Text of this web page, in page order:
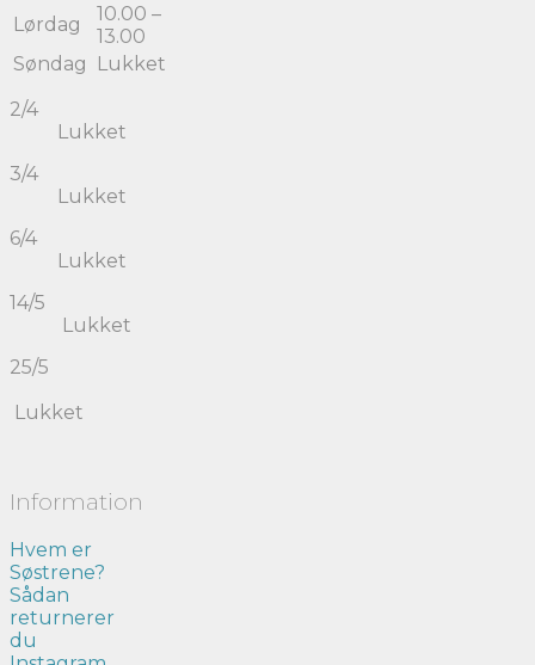
Lørdag
10.00 –
13.00
Søndag
Lukket
2/4
Lukket
3/4
Lukket
6/4
Lukket
14/5
Lukket
25/5
Lukket
Information
Hvem er
Søstrene?
Sådan
returnerer
du